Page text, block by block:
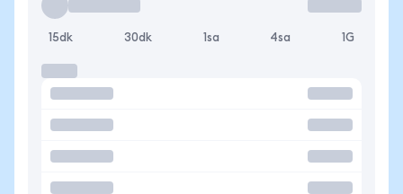
15dk 30dk 1sa 4sa 1G